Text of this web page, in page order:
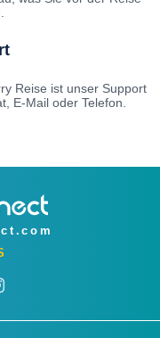
Reise ist unser Support
E-Mail oder Telefon.